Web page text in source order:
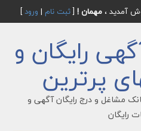
آمدید ، مهمان ![ثبت نام | ورود]
رایگان و
پرترین
مشاغل و درج رایگان آگهی و
رایگان